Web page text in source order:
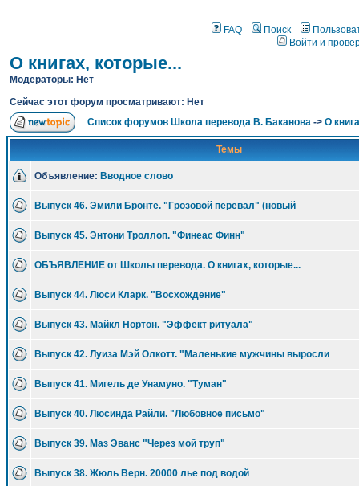
FAQ Поиск
Войти и
О книгах, которые...
Модераторы: Нет
Сейчас этот форум просматривают: Нет
Список форумов Школа перевода В. Баканова -> О
Темы
Объявление: Вводное слово
Выпуск 46. Эмили Бронте. "Грозовой перевал" (новый
Выпуск 45. Энтони Троллоп. "Финеас Финн"
ОБЪЯВЛЕНИЕ от Школы перевода. О книгах, которые...
Выпуск 44. Люси Кларк. "Восхождение"
Выпуск 43. Майкл Нортон. "Эффект ритуала"
Выпуск 42. Луиза Мэй Олкотт. "Маленькие мужчины выросли
Выпуск 41. Мигель де Унамуно. "Туман"
Выпуск 40. Люсинда Райли. "Любовное письмо"
Выпуск 39. Маз Эванс "Через мой труп"
Выпуск 38. Жюль Верн. 20000 лье под водой